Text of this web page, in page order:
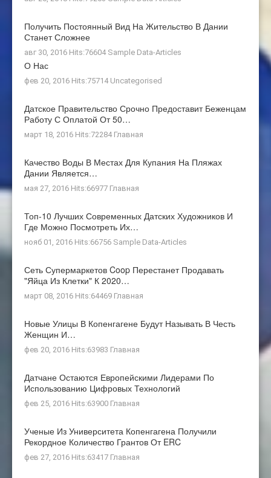
Получить Постоянный Вид На Жительство В Дании
Станет Сложнее
авг 30, 2016 Hits:76604 Sample Data-Articles
О Нас
фев 20, 2016 Hits:75714 Uncategorised
Датское Правительство Срочно Предоставит Беженцам
Работу С Оплатой От 50…
март 18, 2016 Hits:72284 Главная
Качество Воды В Местах Для Купания На Пляжах
Дании Является…
мая 27, 2016 Hits:66977 Главная
Топ-10 Лучших Современных Датских Художников И
Где Можно Посмотреть Их…
нояб 01, 2016 Hits:66756 Sample Data-Articles
Сеть Супермаркетов Coop Перестанет Продавать
"яйца Из Клетки" К 2020…
март 08, 2016 Hits:64469 Главная
Новые Улицы В Копенгагене Будут Называть В Честь
Женщин И…
фев 20, 2016 Hits:63983 Главная
Датчане Остаются Европейскими Лидерами По
Использованию Цифровых Технологий
фев 25, 2016 Hits:63900 Главная
Ученые Из Университета Копенгагена Получили
Рекордное Количество Грантов От ERC
фев 27, 2016 Hits:63417 Главная